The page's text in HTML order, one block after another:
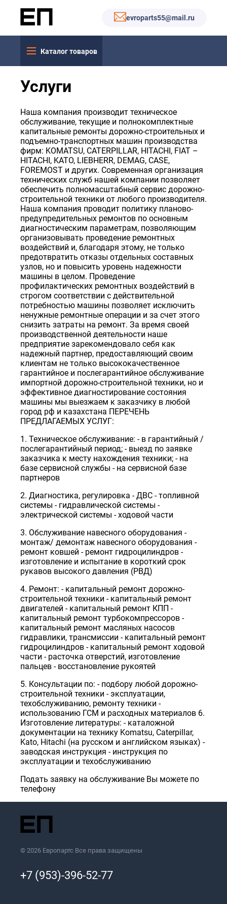
evroparts55@mail.ru
Каталог товаров
Услуги
Наша компания производит техническое
обслуживание, текущие и полнокомплектные
капитальные ремонты дорожно-строительных и
подъемно-транспортных машин производства
фирм: KOMATSU, CATERPILLAR, HITACHI, FIAT –
HITACHI, KATO, LIEBHERR, DEMAG, CASE,
FOREMOST и других. Современная организация
технических служб нашей компании позволяет
обеспечить полномасштабный сервис дорожно-
строительной техники от любого производителя.
Наша компания проводит политику планово-
предупредительных ремонтов по основным
диагностическим параметрам, позволяющим
организовывать проведение ремонтных
воздействий и, благодаря этому, не только
предотвратить отказы отдельных составных
узлов, но и повысить уровень надежности
машины в целом. Проведение
профилактических ремонтных воздействий в
строгом соответствии с действительной
потребностью машины позволяет исключить
ненужные ремонтные операции и за счет этого
снизить затраты на ремонт. За время своей
производственной деятельности наше
предприятие зарекомендовало себя как
надежный партнер, предоставляющий своим
клиентам не только высококачественное
гарантийное и послегарантийное обслуживание
импортной дорожно-строительной техники, но и
эффективное диагностирование состояния
машины мы выезжаем к заказчику в любой
город рф и казахстана ПЕРЕЧЕНЬ
ПРЕДЛАГАЕМЫХ УСЛУГ:
1. Техническое обслуживание: - в гарантийный /
послегарантийный период; - выезд по заявке
заказчика к месту нахождения техники; - на
базе сервисной службы - на сервисной базе
партнеров
2. Диагностика, регулировка - ДВС - топливной
системы - гидравлической системы -
электрической системы - ходовой части
3. Обслуживание навесного оборудования -
монтаж/ демонтаж навесного оборудования -
ремонт ковшей - ремонт гидроцилиндров -
изготовление и испытание в короткий срок
рукавов высокого давления (РВД)
4. Ремонт: - капитальный ремонт дорожно-
строительной техники - капитальный ремонт
двигателей - капитальный ремонт КПП -
капитальный ремонт турбокомпрессоров -
капитальный ремонт масляных насосов
гидравлики, трансмиссии - капитальный ремонт
гидроцилиндров - капитальный ремонт ходовой
части - расточка отверстий, изготовление
пальцев - восстановление рукоятей
5. Консультации по: - подбору любой дорожно-
строительной техники - эксплуатации,
техобслуживанию, ремонту техники -
использованию ГСМ и расходных материалов 6.
Изготовление литературы: - каталожной
документации на технику Komatsu, Caterpillar,
Kato, Hitachi (на русском и английском языках) -
заводская инструкция - инструкция по
эксплуатации и техобслуживанию
Подать заявку на обслуживание Вы можете по
телефону
© 2026 Европартс Все права защищены
+7 (953)-396-52-77